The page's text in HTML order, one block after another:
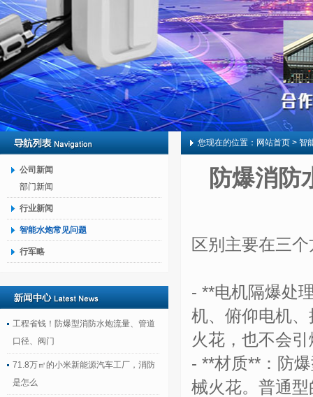
公司新闻
部门新闻
行业新闻
智能水炮常见问题
行军略
工程省钱！防爆型消防水炮流量、管道
口径、阀门
71.8万㎡的小米新能源汽车工厂，消防
是怎么
您现在的位置： 网站首页 > 智
防爆消防
区别主要在三
- **电机隔爆处
机、俯仰电机
火花，也不会
- **材质**：防
械火花。普通